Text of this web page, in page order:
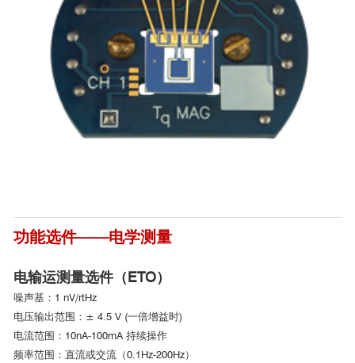
功能选件——电学测量
电输运测量选件（ETO）
噪声基：1 nV/rtHz
电压输出范围：± 4.5 V (一倍增益时)
电流范围：10nA-100mA 持续操作
频率范围：直流或交流（0.1Hz-200Hz）
TFSI离子液体中，原位测量栅电压调控下的输运行为
■ 比热测量选件测试数据